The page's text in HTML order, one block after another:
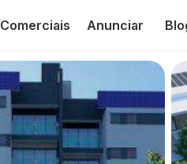
Comerciais Anunciar